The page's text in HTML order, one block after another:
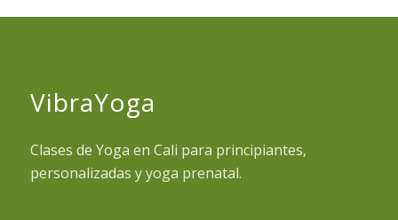
VibraYoga
Clases de Yoga en Cali para principiantes,
personalizadas y yoga prenatal.